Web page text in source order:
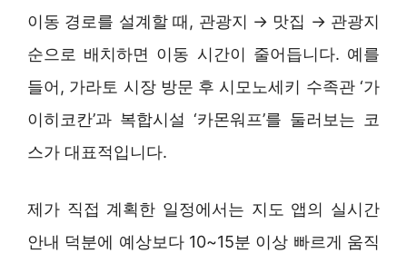
이동 경로를 설계할 때, 관광지 → 맛집 → 관광지
순으로 배치하면 이동 시간이 줄어듭니다. 예를
들어, 가라토 시장 방문 후 시모노세키 수족관 ‘가
이히코칸’과 복합시설 ‘카몬워프’를 둘러보는 코
스가 대표적입니다.
제가 직접 계획한 일정에서는 지도 앱의 실시간
안내 덕분에 예상보다 10~15분 이상 빠르게 움직